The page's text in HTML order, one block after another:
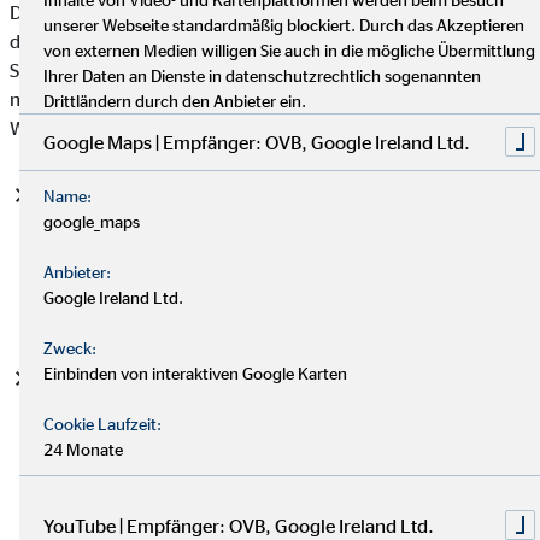
Datenschutzgrundverordnung (DSGVO), auf deren Basis wir
die personenbezogenen Daten verarbeiten, mit. Bitte beachten
Sie, dass zusätzlich zu den Regelungen der DSGVO die
nationalen Datenschutzvorgaben in Ihrem bzw. unserem
Wohn- und Sitzland gelten können.
Einwilligung (Art. 6 Abs. 1 S. 1 lit. a DSGVO)
betroffene Person hat ihre Einwilligung in die Verarbeitung
spezifischen Zweck oder mehrere bestimmte Zwecke
gegeben.
Vertragserfüllung und vorvertragliche Anfragen (Art. 6
Erfüllung eines Vertrags, dessen Vertragspartei die
der betroffenen Person erfolgen.
unserer Webseite standardmäßig blockiert. Durch das Akzeptieren
von externen Medien willigen Sie auch in die mögliche Übermittlung
Ihrer Daten an Dienste in datenschutzrechtlich sogenannten
Drittländern durch den Anbieter ein.
Google Maps | Empfänger: OVB, Google Ireland Ltd.
Name:
google_maps
Anbieter:
Google Ireland Ltd.
Zweck:
Einbinden von interaktiven Google Karten
Cookie Laufzeit:
24 Monate
YouTube | Empfänger: OVB, Google Ireland Ltd.